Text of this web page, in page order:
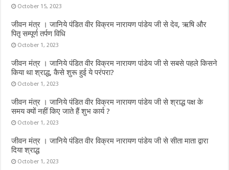
October 15, 2023
जीवन मंत्र । जानिये पंडित वीर विक्रम नारायण पांडेय जी से देव, ऋषि और
पितृ सम्पूर्ण तर्पण विधि
October 1, 2023
जीवन मंत्र । जानिये पंडित वीर विक्रम नारायण पांडेय जी से सबसे पहले किसने
किया था श्राद्ध, कैसे शुरू हुई ये परंपरा?
October 1, 2023
जीवन मंत्र । जानिये पंडित वीर विक्रम नारायण पांडेय जी से श्राद्ध पक्ष के
समय क्यों नहीं किए जाते हैं शुभ कार्य ?
October 1, 2023
जीवन मंत्र । जानिये पंडित वीर विक्रम नारायण पांडेय जी से सीता माता द्वारा
दिया श्राद्ध
October 1, 2023